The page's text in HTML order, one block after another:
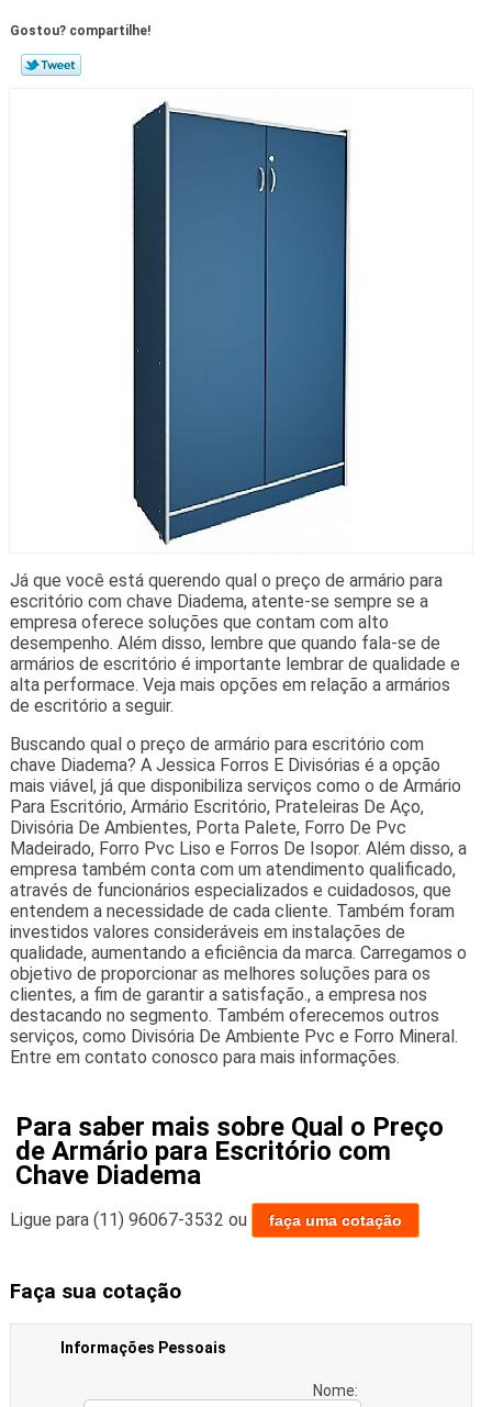
Gostou? compartilhe!
Já que você está querendo qual o preço de armário para
escritório com chave Diadema, atente-se sempre se a
empresa oferece soluções que contam com alto
desempenho. Além disso, lembre que quando fala-se de
armários de escritório é importante lembrar de qualidade e
alta performace. Veja mais opções em relação a armários
de escritório a seguir.
Buscando qual o preço de armário para escritório com
chave Diadema? A Jessica Forros E Divisórias é a opção
mais viável, já que disponibiliza serviços como o de Armário
Para Escritório, Armário Escritório, Prateleiras De Aço,
Divisória De Ambientes, Porta Palete, Forro De Pvc
Madeirado, Forro Pvc Liso e Forros De Isopor. Além disso, a
empresa também conta com um atendimento qualificado,
através de funcionários especializados e cuidadosos, que
entendem a necessidade de cada cliente. Também foram
investidos valores consideráveis em instalações de
qualidade, aumentando a eficiência da marca. Carregamos o
objetivo de proporcionar as melhores soluções para os
clientes, a fim de garantir a satisfação., a empresa nos
destacando no segmento. Também oferecemos outros
serviços, como Divisória De Ambiente Pvc e Forro Mineral.
Entre em contato conosco para mais informações.
Para saber mais sobre Qual o Preço
de Armário para Escritório com
Chave Diadema
Ligue para (11) 96067-3532 ou faça uma cotação
Faça sua cotação
Informações Pessoais
Nome: